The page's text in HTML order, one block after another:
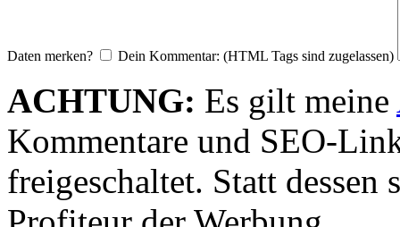
Daten merken? Dein Kommentar: (HTML Tags sind zugelassen)
ACHTUNG: Es gilt meine
Kommentare und SEO-
freigeschaltet. Statt dessen